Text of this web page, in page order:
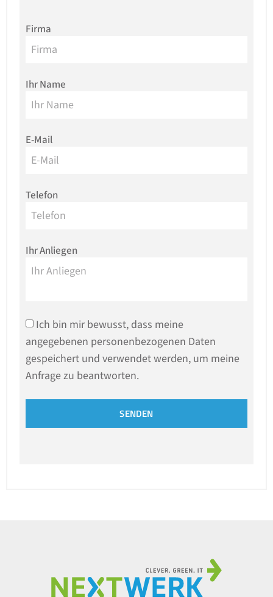
Firma
Ihr Name
E-Mail
Telefon
Ihr Anliegen
Ich bin mir bewusst, dass meine
angegebenen personenbezogenen Daten
gespeichert und verwendet werden, um meine
Anfrage zu beantworten.
SENDEN